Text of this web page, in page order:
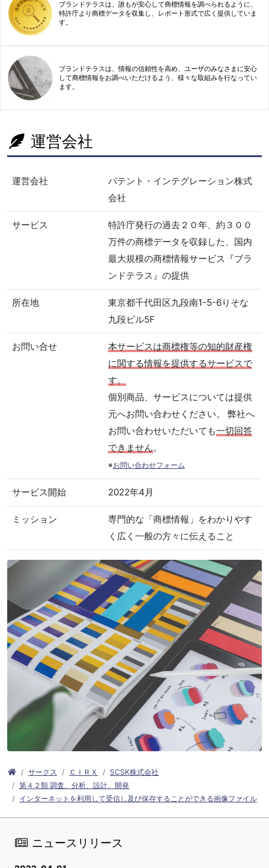
ブランドテラスは、誰もが安心して商標情報を調べられるように、
特許庁より商標データを収集し、レポート形式で広く提供していま
す。
ブランドテラスは、情報の信頼性を高め、ユーザのみなさまに安心
して商標情報をお調べいただけるよう、様々な取組みを行なってい
ます。
運営会社
運営会社
パテント・インテグレーション株式
会社
サービス
特許庁発行の過去２０年、約３００
万件の商標データを収録した、国内
最大規模の商標情報サービス『ブラ
ンドテラス』の提供
所在地
東京都千代田区九段南1-5-6りそな
九段ビル5F
お問い合せ
本サービスは商標権等の知的財産権
に関する情報を提供するサービスで
す。
個別商品、サービスについては提供
元へお問い合わせください。 弊社へ
お問い合わせいただいても一切回答
できません。
※お問い合わせフォーム
サービス開始 2022年4月
ミッション
専門的な「商標情報」をわかりやす
く広く一般の方々に伝えること
サークス ＣＩＲＸ
SCSK株式会社
第４２類 調査、分析、設計、開発
インターネットを利用して受信し及び保存することができる画像ファイル
ニュースリリース